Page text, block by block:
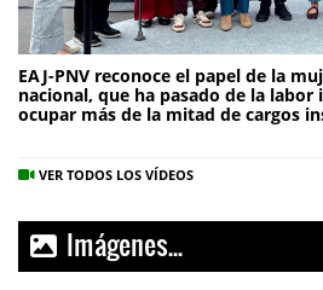
EAJ-PNV reconoce el papel de la
nacional, que ha pasado de la labor
ocupar más de la mitad de cargos
VER TODOS LOS VÍDEOS
Imágenes...